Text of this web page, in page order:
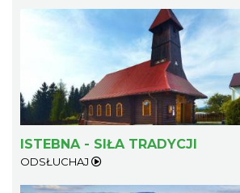
Koncert orkiestry dętej „Echo
Wisła
ISTEBNA - SIŁA TRADYCJI
ODSŁUCHAJ